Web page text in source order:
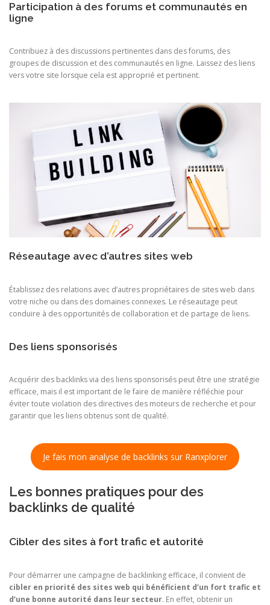
Participation à des forums et communautés en
ligne
Contribuez à des discussions pertinentes dans des forums, des
groupes de discussion et des communautés en ligne. Laissez des liens
vers votre site lorsque cela est approprié et pertinent.
Réseautage avec d’autres sites web
Établissez des relations avec d’autres propriétaires de sites web dans
votre niche ou dans des domaines connexes. Le réseautage peut
conduire à des opportunités de collaboration et de partage de liens.
Des liens sponsorisés
Acquérir des backlinks via des liens sponsorisés peut être une stratégie
efficace, mais il est important de le faire de manière réfléchie pour
éviter toute violation des directives des moteurs de recherche et pour
garantir que les liens obtenus sont de qualité.
Je fais mon analyse de backlinks sur Ranxplorer
Les bonnes pratiques pour des
backlinks de qualité
Cibler des sites à fort trafic et autorité
Pour démarrer une campagne de backlinking efficace, il convient de
cibler en priorité des sites web qui bénéficient d’un fort trafic et
d’une bonne autorité dans leur secteur. En effet, obtenir un